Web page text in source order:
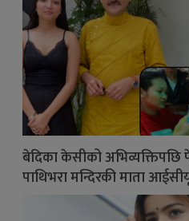
बेदिका केसीको
पाथिभरा मन्दिरकी माता